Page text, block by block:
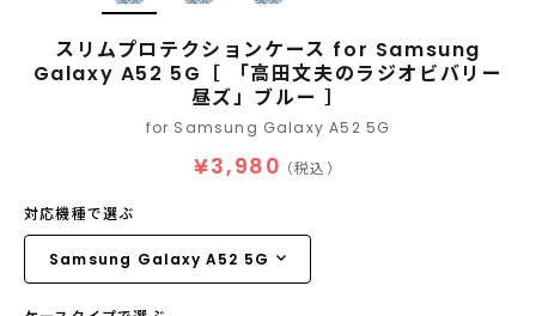
スリムプロテクションケース for Samsung
Galaxy A52 5G［ 「高田文夫のラジオビバリー
昼ズ」ブルー ］
for Samsung Galaxy A52 5G
¥3,980 （税込）
対応機種で選ぶ